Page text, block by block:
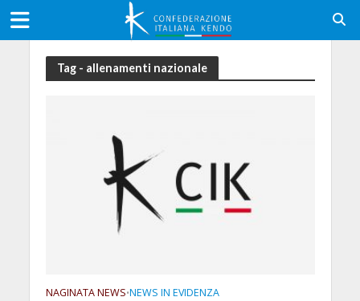
Tag - allenamenti nazionale
NAGINATA NEWS•NEWS IN EVIDENZA